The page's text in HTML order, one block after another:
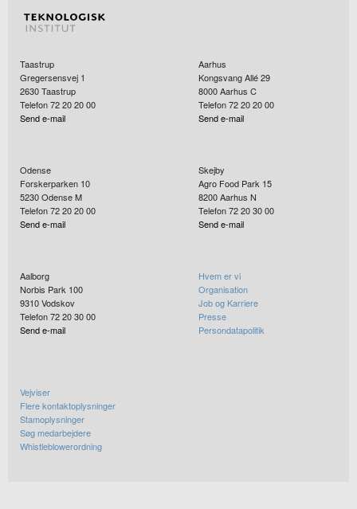
Taastrup
Gregersensvej 1
2630Taastrup
Telefon 72 20 20 00
Send e-mail
Aarhus
Kongsvang Allé 29
8000Aarhus C
Telefon 72 20 20 00
Send e-mail
Odense
Forskerparken 10
5230Odense M
Telefon 72 20 20 00
Send e-mail
Skejby
Agro Food Park 15
8200Aarhus N
Telefon 72 20 30 00
Send e-mail
Aalborg
Norbis Park 100
9310Vodskov
Telefon 72 20 30 00
Send e-mail
Hvem er vi
Organisation
Job og Karriere
Presse
Persondatapolitik
Vejviser
Flere kontaktoplysninger
Stamoplysninger
Søg medarbejdere
Whistleblowerordning